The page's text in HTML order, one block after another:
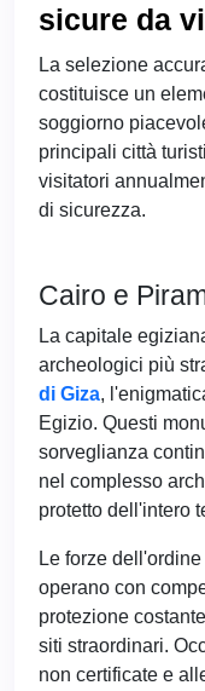
sicure da
La selezione
costituisce un
soggiorno
principali città
visitatori
di sicurezza.
Cairo e
La capitale
archeologici più
di Giza,
Egizio. Questi
sorveglianza
nel complesso
protetto dell'intero
Le forze
operano con
protezione
siti straordinari.
non certificate e